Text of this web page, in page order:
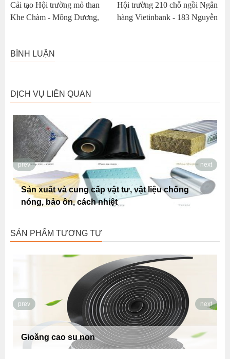
Cải tạo Hội trường mỏ than
Khe Chàm - Mông Dương,
Hội trường 210 chỗ ngồi Ngân
hàng Vietinbank - 183 Nguyễn
BÌNH LUẬN
DỊCH VỤ LIÊN QUAN
vật liệu chống
Sản xuất và cung cấp vật tư, vật
tiêu âm
prev next
SẢN PHẨM TƯƠNG TỰ
Khóa cửa cách âm ADL6693-
prev next